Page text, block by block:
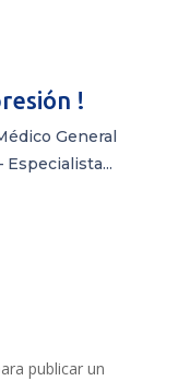
!
General
publicar un